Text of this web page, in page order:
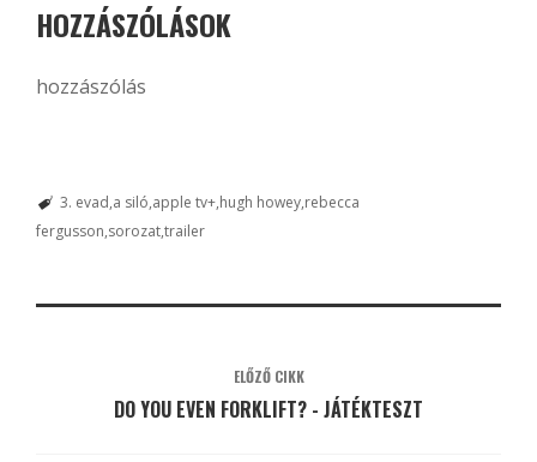
HOZZÁSZÓLÁSOK
hozzászólás
3. evad a siló apple tv+ hugh howey rebecca
fergusson sorozattrailer
ELŐZŐ CIKK
DO YOU EVEN FORKLIFT? - JÁTÉKTESZT